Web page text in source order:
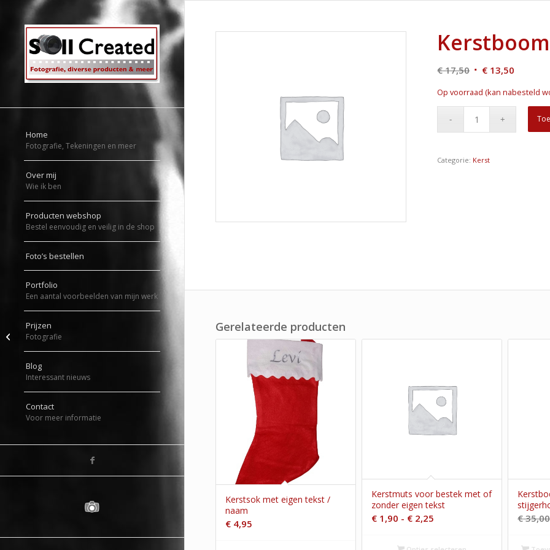
Home
Fotografie, Tekeningen en meer
Over mij
Wie ik ben
Producten webshop
Bestel eenvoudig en veilig in de shop
Foto’s bestellen
Portfolio
Een aantal voorbeelden van mijn werk
Prijzen
Fotografie
Blog
Interessant nieuws
Contact
Voor meer informatie
€17,50 Oorspronkelijke
was:
€ 17,50.
€ 13,50
is:
€ 13,50.
Op voorraad (kan nabesteld
Categorie: Kerst
Gerelateerde producten
Kerstsok met eigen tekst /
naam
€ 4,95
Kerstmuts voor bestek met of
zonder eigen tekst
€ 1,90 - € 2,25
tot
€35,00
Kerstboom van stijgerhout